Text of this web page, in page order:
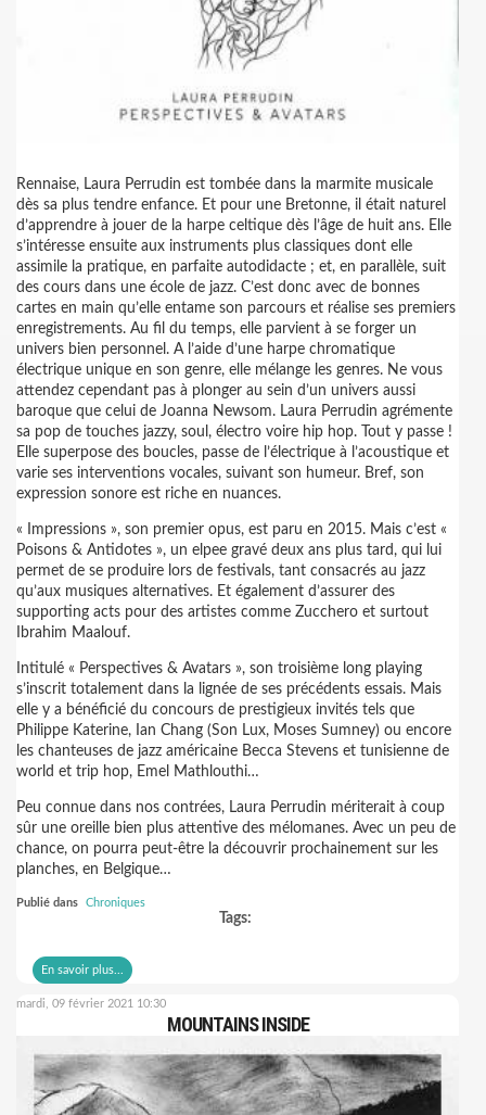
Rennaise, Laura Perrudin est tombée dans la marmite musicale
dès sa plus tendre enfance. Et pour une Bretonne, il était naturel
d’apprendre à jouer de la harpe celtique dès l’âge de huit ans. Elle
s’intéresse ensuite aux instruments plus classiques dont elle
assimile la pratique, en parfaite autodidacte ; et, en parallèle, suit
des cours dans une école de jazz. C’est donc avec de bonnes
cartes en main qu’elle entame son parcours et réalise ses premiers
enregistrements. Au fil du temps, elle parvient à se forger un
univers bien personnel. A l’aide d’une harpe chromatique
électrique unique en son genre, elle mélange les genres. Ne vous
attendez cependant pas à plonger au sein d’un univers aussi
baroque que celui de Joanna Newsom. Laura Perrudin agrémente
sa pop de touches jazzy, soul, électro voire hip hop. Tout y passe !
Elle superpose des boucles, passe de l’électrique à l’acoustique et
varie ses interventions vocales, suivant son humeur. Bref, son
expression sonore est riche en nuances.
« Impressions », son premier opus, est paru en 2015. Mais c’est «
Poisons & Antidotes », un elpee gravé deux ans plus tard, qui lui
permet de se produire lors de festivals, tant consacrés au jazz
qu’aux musiques alternatives. Et également d’assurer des
supporting acts pour des artistes comme Zucchero et surtout
Ibrahim Maalouf.
Intitulé « Perspectives & Avatars », son troisième long playing
s’inscrit totalement dans la lignée de ses précédents essais. Mais
elle y a bénéficié du concours de prestigieux invités tels que
Philippe Katerine, Ian Chang (Son Lux, Moses Sumney) ou encore
les chanteuses de jazz américaine Becca Stevens et tunisienne de
world et trip hop, Emel Mathlouthi…
Peu connue dans nos contrées, Laura Perrudin mériterait à coup
sûr une oreille bien plus attentive des mélomanes. Avec un peu de
chance, on pourra peut-être la découvrir prochainement sur les
planches, en Belgique…
Publié dans Chroniques
Tags:
En savoir plus...
mardi, 09 février 2021 10:30
MOUNTAINS INSIDE